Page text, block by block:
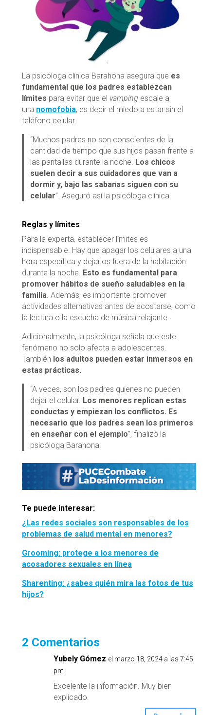
La psicóloga clínica Barahona asegura que es
fundamental que los padres establezcan
límites para evitar que el vamping escale a
una nomofobia, es decir el miedo a estar sin el
teléfono celular.
“Muchos padres no son conscientes de la
cantidad de tiempo que sus hijos pasan frente a
las pantallas durante la noche. Los chicos
suelen decir a sus cuidadores que van a
dormir y, bajo las sabanas siguen con su
celular”. Aseguró así la psicóloga clínica.
Reglas y límites
Para la experta, establecer límites es
indispensable. Hay que apagar los celulares a una
hora específica y dejarlos fuera de la habitación
durante la noche. Esto es fundamental para
promover hábitos de sueño saludables en la
familia. Además, es importante promover
actividades alternativas antes de acostarse, como
la lectura o la escucha de música relajante.
Adicionalmente, la psicóloga señala que este
fenómeno no solo afecta a adolescentes.
También los adultos pueden estar inmersos en
estas prácticas.
“A veces, son los padres quienes no pueden
dejar el celular. Los menores replican estas
conductas y empiezan los conflictos. Es
necesario que los padres sean los primeros
en enseñar con el ejemplo”, finalizó la
psicóloga Barahona.
Te puede interesar:
¿Las redes sociales son responsables de los
problemas de salud mental en menores?
Grooming: protege a los menores de
acosadores sexuales en línea
Sharenting: ¿sabes quién mira las fotos de tus
hijos?
2 Comentarios
Yubely Gómez el marzo 18, 2024 a las 7:45
pm
Excelente la información. Muy bien
explicado.